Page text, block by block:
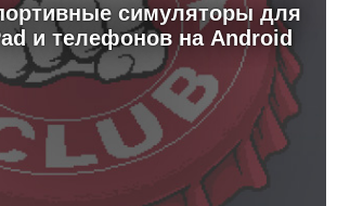
симуляторы для
и телефонов на Android